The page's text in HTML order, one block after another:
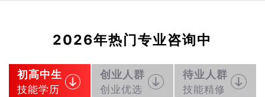
2026年热门专业咨询中
初高中生
技能学历
创业人群
创业优选
待业人群
技能精修